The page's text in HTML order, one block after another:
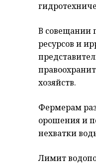
В совещании
ресурсов и
хозяйств.
Фермерам
орошения и
нехватки
Лимит